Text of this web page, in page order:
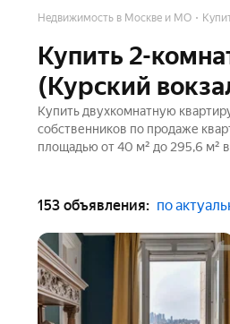
Недвижимость в Москве и МО
Купить 2-
(Курский
Купить двухкомнатную
собственников по продаже
площадью от 40 м² до 295,6 м²
153 объявления: по